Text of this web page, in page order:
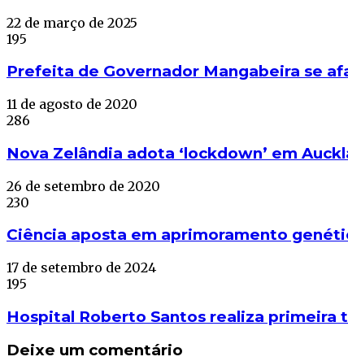
22 de março de 2025
195
Prefeita de Governador Mangabeira se
11 de agosto de 2020
286
Nova Zelândia adota ‘lockdown’ em
26 de setembro de 2020
230
Ciência aposta em aprimoramento
17 de setembro de 2024
195
Hospital Roberto Santos realiza primeira
Deixe um comentário